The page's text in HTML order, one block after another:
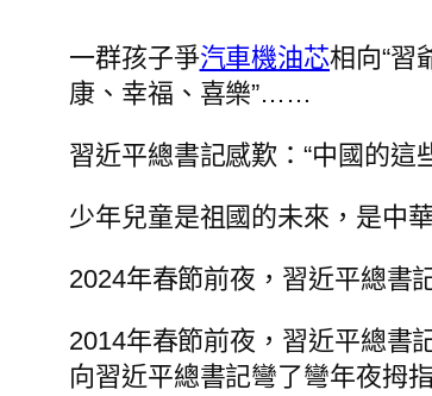
一群孩子爭汽車機油芯相向“習
康、幸福、喜樂”……
習近平總書記感歎：“中國的這
少年兒童是祖國的未來，是中
2024年春節前夜，習近平總書
2014年春節前夜，習近平總書
向習近平總書記彎了彎年夜拇